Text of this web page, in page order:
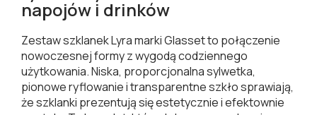
napojów i drinków
Zestaw szklanek Lyra marki Glasset to połączenie
nowoczesnej formy z wygodą codziennego
użytkowania. Niska, proporcjonalna sylwetka,
pionowe ryflowanie i transparentne szkło sprawiają,
że szklanki prezentują się estetycznie i efektownie